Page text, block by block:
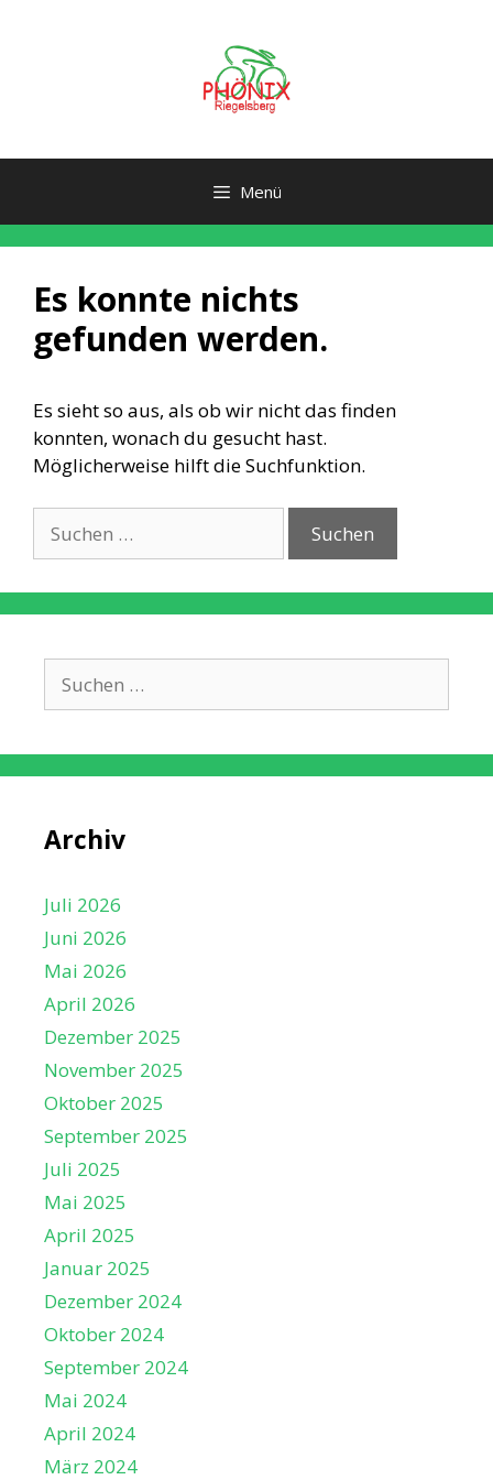
Menü
Es konnte nichts
gefunden werden.
Es sieht so aus, als ob wir nicht das finden
konnten, wonach du gesucht hast.
Möglicherweise hilft die Suchfunktion.
nach:
nach:
Archiv
Juli 2026
Juni 2026
Mai 2026
April 2026
Dezember 2025
November 2025
Oktober 2025
September 2025
Juli 2025
Mai 2025
April 2025
Januar 2025
Dezember 2024
Oktober 2024
September 2024
Mai 2024
April 2024
März 2024